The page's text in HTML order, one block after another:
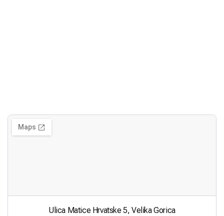
Ulica Matice Hrvatske 5, Velika Gorica